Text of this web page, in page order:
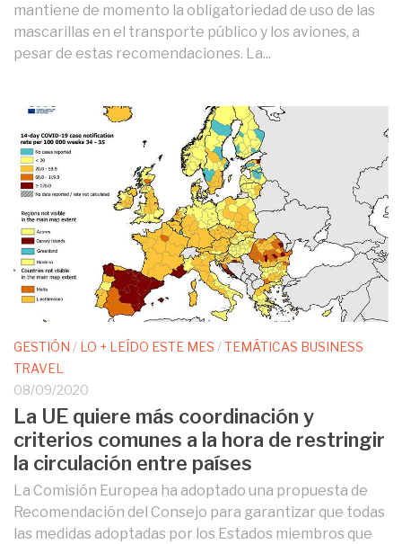
mantiene de momento la obligatoriedad de uso de las
mascarillas en el transporte público y los aviones, a
pesar de estas recomendaciones. La...
GESTIÓN / LO + LEÍDO ESTE MES /TEMÁTICAS BUSINESS
TRAVEL
08/09/2020
La UE quiere más coordinación y
criterios comunes a la hora de restringir
la circulación entre países
La Comisión Europea ha adoptado una propuesta de
Recomendación del Consejo para garantizar que todas
las medidas adoptadas por los Estados miembros que